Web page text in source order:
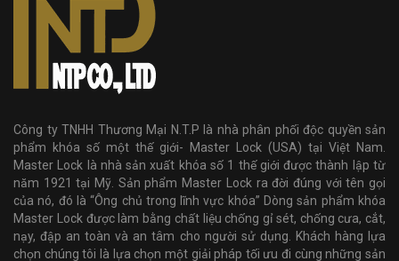
Công ty TNHH Thương Mại N.T.P là nhà phân phối độc quyền sản
phẩm khóa số một thế giới- Master Lock (USA) tại Việt Nam.
Master Lock là nhà sản xuất khóa số 1 thế giới được thành lập từ
năm 1921 tại Mỹ. Sản phẩm Master Lock ra đời đúng với tên gọi
của nó, đó là “Ông chủ trong lĩnh vực khóa” Dòng sản phẩm khóa
Master Lock được làm bằng chất liệu chống gỉ sét, chống cưa, cắt,
nạy, đập an toàn và an tâm cho người sử dụng. Khách hàng lựa
chọn chúng tôi là lựa chọn một giải pháp tối ưu đi cùng những sản